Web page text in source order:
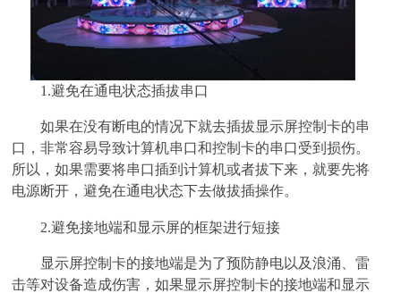
1.避免在通电状态插拔串口
如果在没有断电的情况下就去插拔显示屏控制卡的串
口，非常容易导致计算机串口和控制卡的串口受到损伤。
所以，如果需要将串口插到计算机或者拔下来，就要先将
电源断开，避免在通电状态下去做拔插操作。
2.避免接地端和显示屏的框架进行短接
显示屏控制卡的接地端是为了预防静电以及浪涌、雷
击等对设备造成伤害，如果显示屏控制卡的接地端和显示